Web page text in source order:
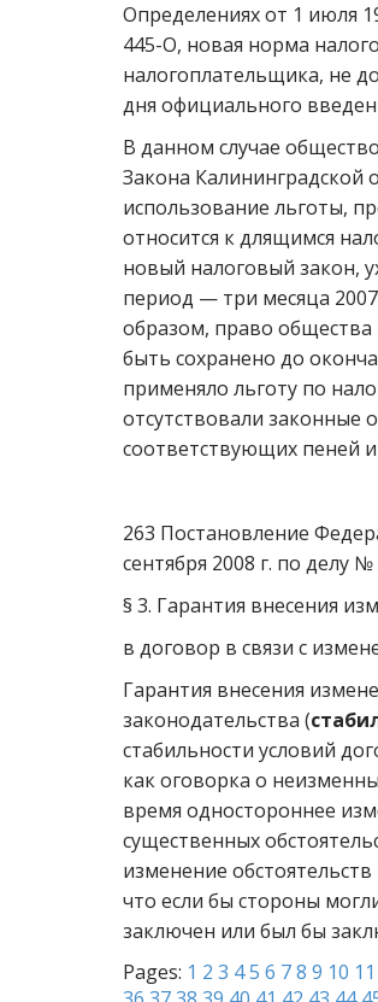
Определениях от 1 июля
445-О, новая норма
налогоплательщика, не
дня официального
В данном случае
Закона Калининградской
использование льготы,
относится к длящимся
новый налоговый закон,
период — три месяца
образом, право
быть сохранено до
применяло льготу по
отсутствовали законные
соответствующих пеней
263 Постановление
сентября 2008 г. по делу
§ 3. Гарантия внесения
в договор в связи с
Гарантия внесения
законодательства (
стабильности условий
как оговорка о
время одностороннее
существенных
изменение
что если бы стороны
заключен или был бы
Pages: 1 2 3 45 6 78 9 10 11